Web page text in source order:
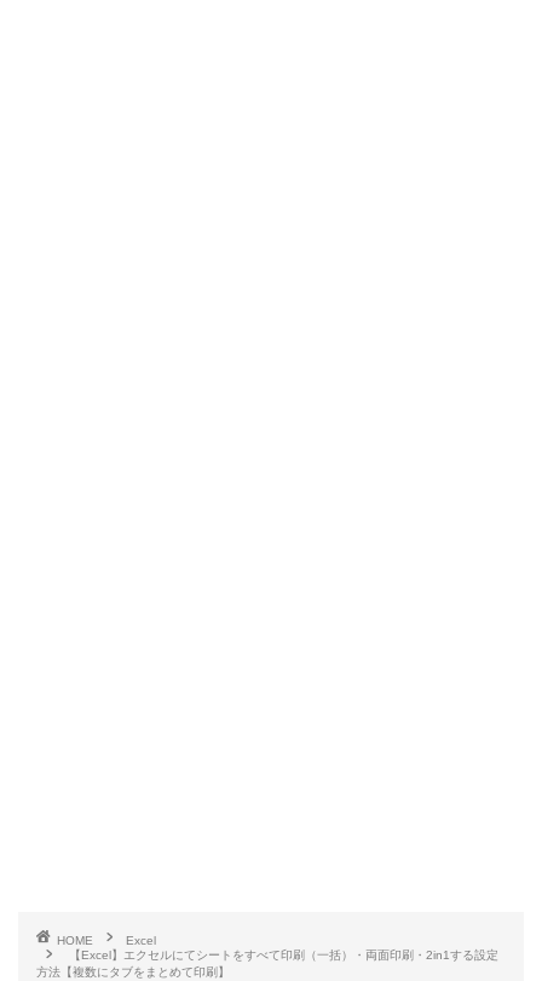
HOME
Excel
【Excel】エクセルにてシートをすべて印刷（一括）・両面印刷・2in1する設定
方法【複数にタブをまとめて印刷】